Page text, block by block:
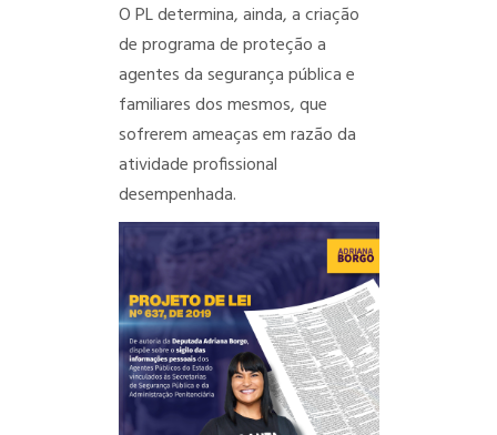
O PL determina, ainda, a criação
de programa de proteção a
agentes da segurança pública e
familiares dos mesmos, que
sofrerem ameaças em razão da
atividade profissional
desempenhada.